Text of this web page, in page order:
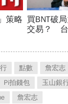
點數 詹宏志
Pi拍錢包 玉山銀
詹宏志